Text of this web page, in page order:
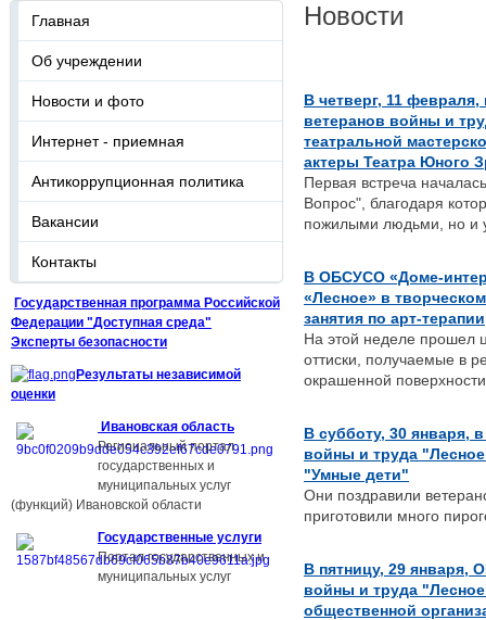
Новости
В четверг, 11
ветеранов войны и
театральной
актеры Театра Юного
Первая встреча
Вопрос", благодаря
пожилыми людьми, но и
В ОБСУСО «Доме-
«Лесное» в
занятия по арт-терапии
На этой неделе прошел
оттиски, получаемые в
окрашенной
В субботу, 30 января,
войны и труда
"Умные дети"
Они поздравили
приготовили много
В пятницу, 29 января,
войны и труда
общественной
Главная
Об учреждении
Новости и фото
Интернет - приемная
Антикоррупционная политика
Вакансии
Контакты
Государственная программа Российской
Федерации "Доступная среда"
Эксперты безопасности
Результаты независимой
оценки
Ивановская область
Региональный портал
государственных и
муниципальных услуг
(функций) Ивановской области
Государственные услуги
Портал государственных и
муниципальных услуг